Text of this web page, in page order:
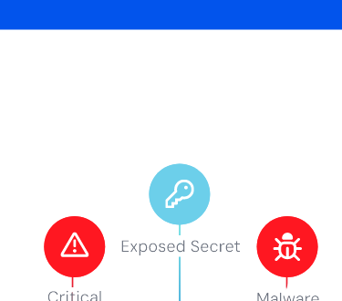
como acesso não autorizado, violações de
ambientes de nuvem pública, privada e híbrida. Isso
data threats—download the free report.